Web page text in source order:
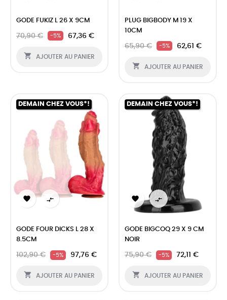
GODE FUKIZ L 26 X 9CM
70,90 € -5% 67,36 €
 AJOUTER AU PANIER
PLUG BIGBODY M 19 X
10CM
65,90 € -5% 62,61 €
 AJOUTER AU PANIER
DEMAIN CHEZ VOUS*!
 
GODE FOUR DICKS L 28 X
8.5CM
102,90 € -5% 97,76 €
 AJOUTER AU PANIER
DEMAIN CHEZ VOUS*!
 
GODE BIGCOQ 29 X 9 CM
NOIR
75,90 € -5% 72,11 €
 AJOUTER AU PANIER